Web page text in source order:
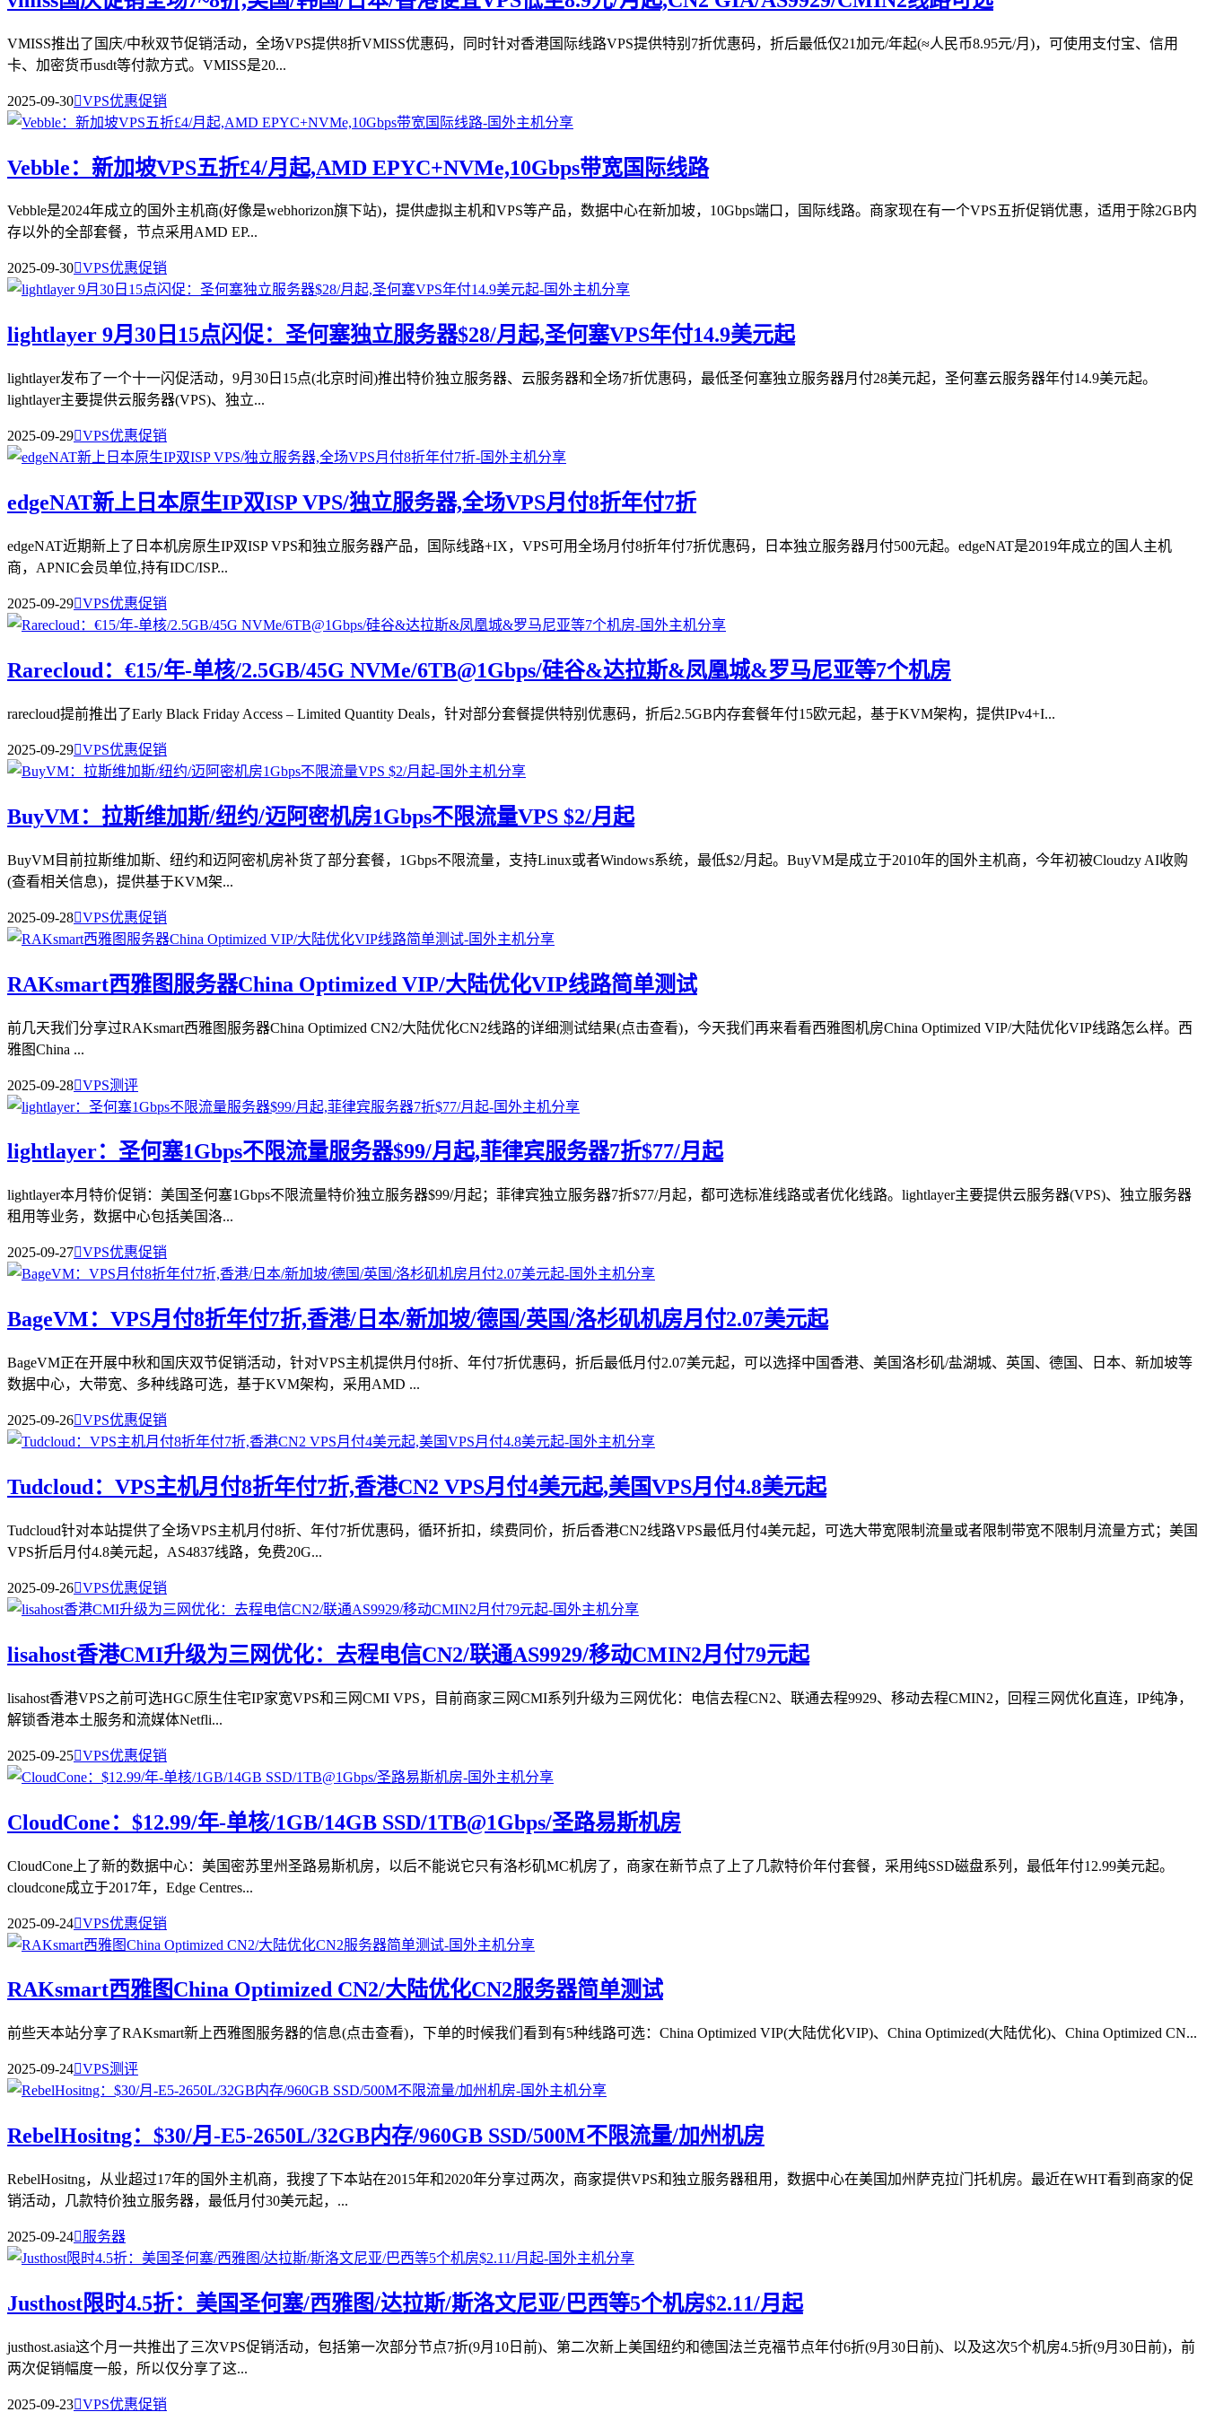
VMISS推出了国庆/中秋双节促销活动，全场VPS提供8折VMISS优惠码，同时针对香港国际线路VPS提供特别7折优惠码，折后最低仅21加元/年起(≈人民币8.95元/月)，可使用支付宝、信用
卡、加密货币usdt等付款方式。VMISS是20...
2025-09-30VPS优惠促销
Vebble：新加坡VPS五折£4/月起,AMD EPYC+NVMe,10Gbps带宽国际线路
Vebble是2024年成立的国外主机商(好像是webhorizon旗下站)，提供虚拟主机和VPS等产品，数据中心在新加坡，10Gbps端口，国际线路。商家现在有一个VPS五折促销优惠，适用于除2GB内
存以外的全部套餐，节点采用AMD EP...
2025-09-30VPS优惠促销
lightlayer 9月30日15点闪促：圣何塞独立服务器$28/月起,圣何塞VPS年付14.9美元起
lightlayer发布了一个十一闪促活动，9月30日15点(北京时间)推出特价独立服务器、云服务器和全场7折优惠码，最低圣何塞独立服务器月付28美元起，圣何塞云服务器年付14.9美元起。
lightlayer主要提供云服务器(VPS)、独立...
2025-09-29VPS优惠促销
edgeNAT新上日本原生IP双ISP VPS/独立服务器,全场VPS月付8折年付7折
edgeNAT近期新上了日本机房原生IP双ISP VPS和独立服务器产品，国际线路+IX，VPS可用全场月付8折年付7折优惠码，日本独立服务器月付500元起。edgeNAT是2019年成立的国人主机
商，APNIC会员单位,持有IDC/ISP...
2025-09-29VPS优惠促销
Rarecloud：€15/年-单核/2.5GB/45G NVMe/6TB@1Gbps/硅谷&达拉斯&凤凰城&罗马尼亚等7个机房
rarecloud提前推出了Early Black Friday Access – Limited Quantity Deals，针对部分套餐提供特别优惠码，折后2.5GB内存套餐年付15欧元起，基于KVM架构，提供IPv4+I...
2025-09-29VPS优惠促销
BuyVM：拉斯维加斯/纽约/迈阿密机房1Gbps不限流量VPS $2/月起
BuyVM目前拉斯维加斯、纽约和迈阿密机房补货了部分套餐，1Gbps不限流量，支持Linux或者Windows系统，最低$2/月起。BuyVM是成立于2010年的国外主机商，今年初被Cloudzy AI收购
(查看相关信息)，提供基于KVM架...
2025-09-28VPS优惠促销
RAKsmart西雅图服务器China Optimized VIP/大陆优化VIP线路简单测试
前几天我们分享过RAKsmart西雅图服务器China Optimized CN2/大陆优化CN2线路的详细测试结果(点击查看)，今天我们再来看看西雅图机房China Optimized VIP/大陆优化VIP线路怎么样。西
雅图China ...
2025-09-28VPS测评
lightlayer：圣何塞1Gbps不限流量服务器$99/月起,菲律宾服务器7折$77/月起
lightlayer本月特价促销：美国圣何塞1Gbps不限流量特价独立服务器$99/月起；菲律宾独立服务器7折$77/月起，都可选标准线路或者优化线路。lightlayer主要提供云服务器(VPS)、独立服务器
租用等业务，数据中心包括美国洛...
2025-09-27VPS优惠促销
BageVM：VPS月付8折年付7折,香港/日本/新加坡/德国/英国/洛杉矶机房月付2.07美元起
BageVM正在开展中秋和国庆双节促销活动，针对VPS主机提供月付8折、年付7折优惠码，折后最低月付2.07美元起，可以选择中国香港、美国洛杉矶/盐湖城、英国、德国、日本、新加坡等
数据中心，大带宽、多种线路可选，基于KVM架构，采用AMD ...
2025-09-26VPS优惠促销
Tudcloud：VPS主机月付8折年付7折,香港CN2 VPS月付4美元起,美国VPS月付4.8美元起
Tudcloud针对本站提供了全场VPS主机月付8折、年付7折优惠码，循环折扣，续费同价，折后香港CN2线路VPS最低月付4美元起，可选大带宽限制流量或者限制带宽不限制月流量方式；美国
VPS折后月付4.8美元起，AS4837线路，免费20G...
2025-09-26VPS优惠促销
lisahost香港CMI升级为三网优化：去程电信CN2/联通AS9929/移动CMIN2月付79元起
lisahost香港VPS之前可选HGC原生住宅IP家宽VPS和三网CMI VPS，目前商家三网CMI系列升级为三网优化：电信去程CN2、联通去程9929、移动去程CMIN2，回程三网优化直连，IP纯净，
解锁香港本土服务和流媒体Netfli...
2025-09-25VPS优惠促销
CloudCone：$12.99/年-单核/1GB/14GB SSD/1TB@1Gbps/圣路易斯机房
CloudCone上了新的数据中心：美国密苏里州圣路易斯机房，以后不能说它只有洛杉矶MC机房了，商家在新节点了上了几款特价年付套餐，采用纯SSD磁盘系列，最低年付12.99美元起。
cloudcone成立于2017年，Edge Centres...
2025-09-24VPS优惠促销
RAKsmart西雅图China Optimized CN2/大陆优化CN2服务器简单测试
前些天本站分享了RAKsmart新上西雅图服务器的信息(点击查看)，下单的时候我们看到有5种线路可选：China Optimized VIP(大陆优化VIP)、China Optimized(大陆优化)、China Optimized CN...
2025-09-24VPS测评
RebelHositng：$30/月-E5-2650L/32GB内存/960GB SSD/500M不限流量/加州机房
RebelHositng，从业超过17年的国外主机商，我搜了下本站在2015年和2020年分享过两次，商家提供VPS和独立服务器租用，数据中心在美国加州萨克拉门托机房。最近在WHT看到商家的促
销活动，几款特价独立服务器，最低月付30美元起，...
2025-09-24服务器
Justhost限时4.5折：美国圣何塞/西雅图/达拉斯/斯洛文尼亚/巴西等5个机房$2.11/月起
justhost.asia这个月一共推出了三次VPS促销活动，包括第一次部分节点7折(9月10日前)、第二次新上美国纽约和德国法兰克福节点年付6折(9月30日前)、以及这次5个机房4.5折(9月30日前)，前
两次促销幅度一般，所以仅分享了这...
2025-09-23VPS优惠促销